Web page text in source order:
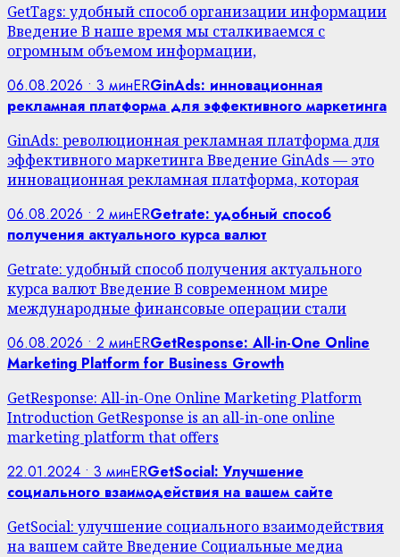
GetTags: удобный способ организации информации
Введение В наше время мы сталкиваемся с
огромным объемом информации,
06.08.2026 • 3 минERGinAds: инновационная
рекламная платформа для эффективного маркетинга
GinAds: революционная рекламная платформа для
эффективного маркетинга Введение GinAds — это
инновационная рекламная платформа, которая
06.08.2026 • 2 минERGetrate: удобный способ
получения актуального курса валют
Getrate: удобный способ получения актуального
курса валют Введение В современном мире
международные финансовые операции стали
06.08.2026 • 2 минERGetResponse: All-in-One Online
Marketing Platform for Business Growth
GetResponse: All-in-One Online Marketing Platform
Introduction GetResponse is an all-in-one online
marketing platform that offers
22.01.2024 • 3 минERGetSocial: Улучшение
социального взаимодействия на вашем сайте
GetSocial: улучшение социального взаимодействия
на вашем сайте Введение Социальные медиа